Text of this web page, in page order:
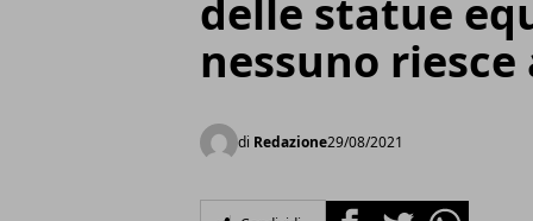
delle statue
nessuno riesce
di Redazione29/08/2021
FacebookTwitterWhatsapp